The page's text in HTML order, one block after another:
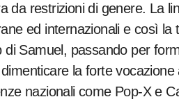
da restrizioni di genere. La
ed internazionali e così la
Samuel, passando per
la forte vocazione
nazionali come Pop-X e